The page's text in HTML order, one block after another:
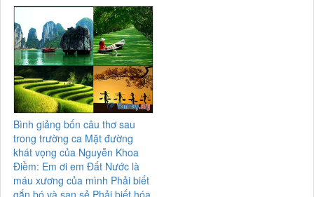
Bình giảng bốn câu thơ sau
trong trường ca Mặt đường
khát vọng của Nguyễn Khoa
Điềm: Em ơi em Đất Nước là
máu xương của mình Phải biết